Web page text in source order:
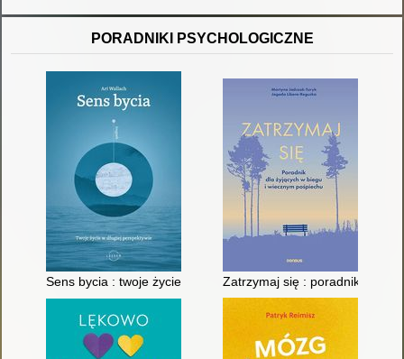
PORADNIKI PSYCHOLOGICZNE
Sens bycia : twoje życie w długiej perspektywie : longpath
Zatrzymaj się : poradnik dla